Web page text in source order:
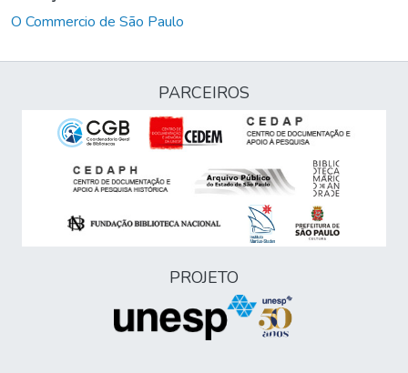
O Commercio de São Paulo
PARCEIROS
PROJETO